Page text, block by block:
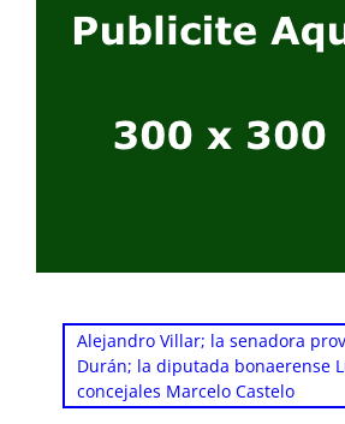
Alejandro Villar; la senadora
Durán; la diputada bonaerense
concejales Marcelo Castelo